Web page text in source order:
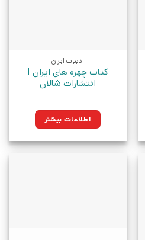
ادبیات ایران
کتاب چهره های ایران |
انتشارات شالان
اطلاعات بیشتر